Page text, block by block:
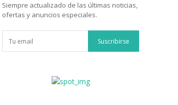
Siempre actualizado de las últimas noticias,
ofertas y anuncios especiales.
Suscribirse